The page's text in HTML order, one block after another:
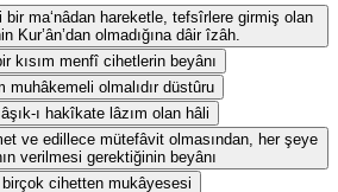
bir ma‘nâdan hareketle, tefsîrlere girmiş olan
Kur’ân’dan olmadığına dâir îzâh.
kısım menfî cihetlerin beyânı
olmalıdır düstûru
ı hakîkate lâzım olan hâli
ve edillece mütefâvit olmasından, her şeye
verilmesi gerektiğinin beyânı
cihetten mukâyesesi